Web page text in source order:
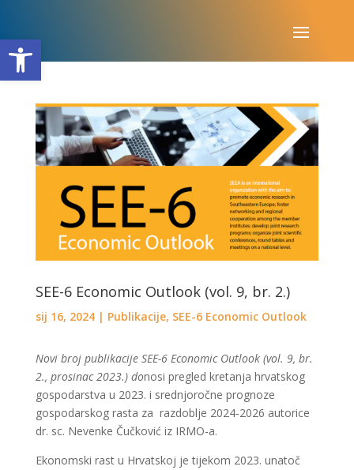
Open toolbar
SEE-6 Economic Outlook (vol. 9, br. 2.)
sij 16, 2024| Publikacije, SEE-6 Economic Outlook
Novi broj publikacije SEE-6 Economic Outlook(vol. 9, br.
2., prosinac 2023.) donosi pregled kretanja hrvatskog
gospodarstva u 2023. i srednjoročne prognoze
gospodarskog rasta za razdoblje 2024-2026 autorice
dr. sc. Nevenke Čučković iz IRMO-a.
Ekonomski rast u Hrvatskoj je tijekom 2023. unatoč